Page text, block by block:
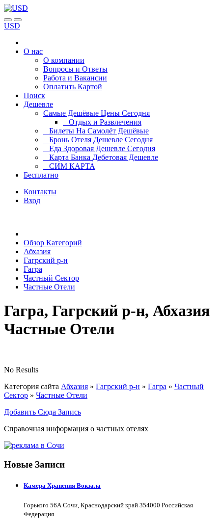
USD
О нас
О компании
Вопросы и Ответы
Работа и Вакансии
Оплатить Картой
Поиск
Дешевле
Самые Дешёвые Цены Сегодня
Отдых и Развлечения
Билеты На Самолёт Дешёвые
Бронь Отеля Дешевле Сегодня
Еда Здоровая Дешевле Сегодня
Карта Банка Дебетовая Дешевле
СИМ КАРТА
Бесплатно
Контакты
Вход
Обзор Категорий
Абхазия
Гагрский р-н
Гагра
Частный Сектор
Частные Отели
Гагра, Гагрский р-н, Абхазия
Частные Отели
No Results
Категория сайта Абхазия » Гагрский р-н » Гагра » Частный
Сектор » Частные Отели
Добавить Сюда Запись
Справочная информация о частных отелях
Новые Записи
Камера Хранения Вокзала
Горького 56А Сочи, Краснодарский край 354000 Российская
Федерация